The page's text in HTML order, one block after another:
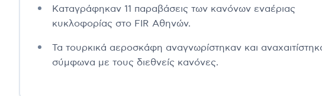
Καταγράφηκαν 11 παραβάσεις των κανόνων εναέριας
κυκλοφορίας στο FIR Αθηνών.
Τα τουρκικά αεροσκάφη αναγνωρίστηκαν και
σύμφωνα με τους διεθνείς κανόνες.